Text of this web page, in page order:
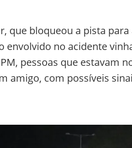
que bloqueou a pista
envolvido no acidente
pessoas que estavam
amigo, com possíveis